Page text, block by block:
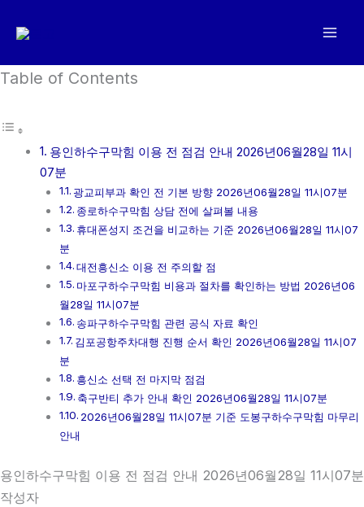
로
너
Table of Contents
용인하수구막힘 이용 전 점검 안내 2026년06월28일 11시
07분
광교피부과 확인 전 기본 방향 2026년06월28일 11시07분
종로하수구막힘 상담 전에 살펴볼 내용
휴대폰성지 조건을 비교하는 기준 2026년06월28일 11시07
분
대전흥신소 이용 전 주의할 점
마포구하수구막힘 비용과 절차를 확인하는 방법 2026년06
월28일 11시07분
송파구하수구막힘 관련 공식 자료 확인
김포공항주차대행 진행 순서 확인 2026년06월28일 11시07
분
흥신소 선택 전 마지막 점검
축구반티 추가 안내 확인 2026년06월28일 11시07분
2026년06월28일 11시07분 기준 도봉구하수구막힘 마무리
안내
용인하수구막힘 이용 전 점검 안내 2026년06월28일 11시07분
작성자